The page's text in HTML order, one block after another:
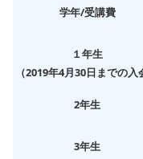
学年/受講費
１年生
（2019年4月30日までの入
2年生
3年生